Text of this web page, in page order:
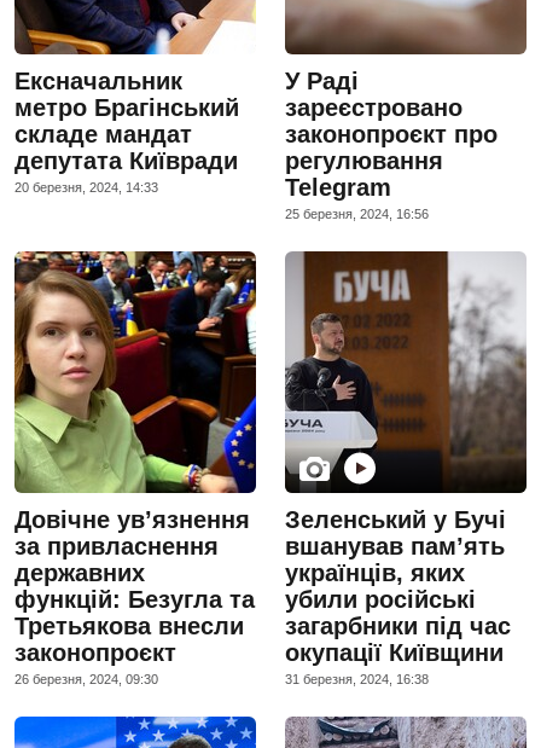
Ексначальник
метро Брагінський
складе мандат
депутата Київради
20 березня, 2024, 14:33
У Раді
зареєстровано
законопроєкт про
регулювання
Telegram
25 березня, 2024, 16:56
Довічне ув’язнення
за привласнення
державних
функцій: Безугла та
Третьякова внесли
законопроєкт
26 березня, 2024, 09:30
Зеленський у Бучі
вшанував пам’ять
українців, яких
убили російські
загарбники під час
окупації Київщини
31 березня, 2024, 16:38